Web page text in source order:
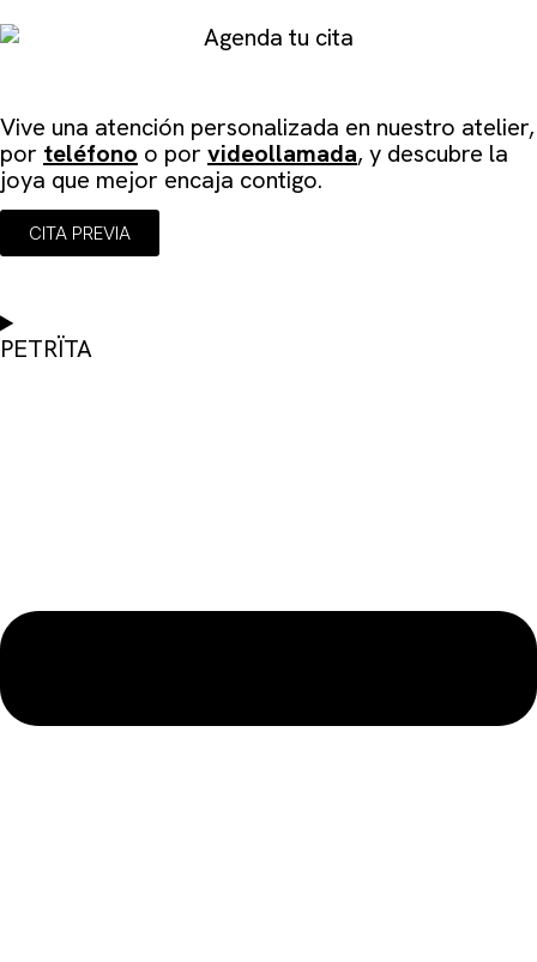
Vive una atención personalizada en nuestro atelier,
por teléfono o por videollamada, y descubre la
joya que mejor encaja contigo.
CITA PREVIA
PETRÏTA